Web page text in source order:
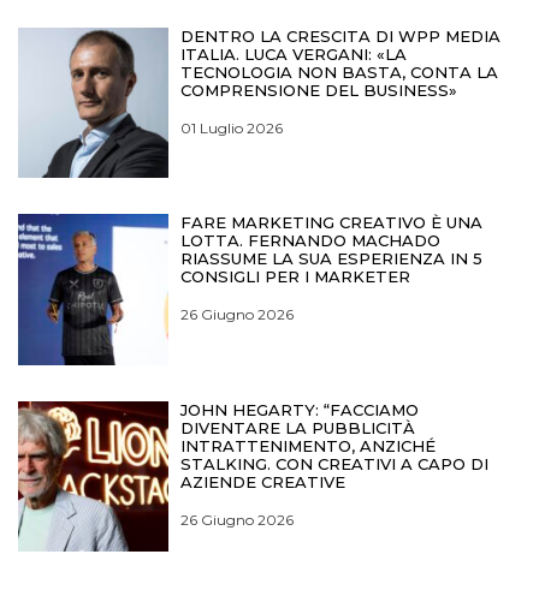
DENTRO LA CRESCITA DI WPP MEDIA
ITALIA. LUCA VERGANI: «LA
TECNOLOGIA NON BASTA, CONTA LA
COMPRENSIONE DEL BUSINESS»
01 Luglio 2026
FARE MARKETING CREATIVO È UNA
LOTTA. FERNANDO MACHADO
RIASSUME LA SUA ESPERIENZA IN 5
CONSIGLI PER I MARKETER
26 Giugno 2026
JOHN HEGARTY: “FACCIAMO
DIVENTARE LA PUBBLICITÀ
INTRATTENIMENTO, ANZICHÉ
STALKING. CON CREATIVI A CAPO DI
AZIENDE CREATIVE
26 Giugno 2026